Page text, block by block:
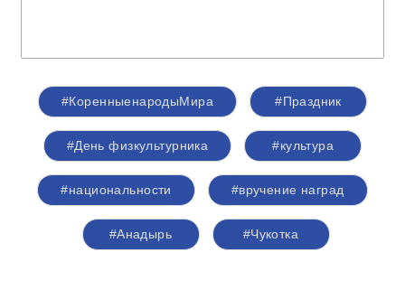
#КоренныенародыМира #Праздник
#День физкультурника #культура
#национальности #вручение наград
#Анадырь #Чукотка